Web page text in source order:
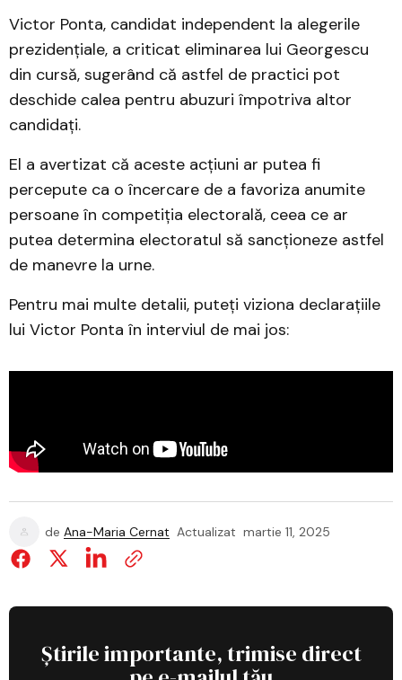
Victor Ponta, candidat independent la alegerile
prezidențiale, a criticat eliminarea lui Georgescu
din cursă, sugerând că astfel de practici pot
deschide calea pentru abuzuri împotriva altor
candidați. ​
El a avertizat că aceste acțiuni ar putea fi
percepute ca o încercare de a favoriza anumite
persoane în competiția electorală, ceea ce ar
putea determina electoratul să sancționeze astfel
de manevre la urne.
Pentru mai multe detalii, puteți viziona declarațiile
lui Victor Ponta în interviul de mai jos:
de Ana-Maria Cernat Actualizat martie 11, 2025
Știrile importante, trimise direct